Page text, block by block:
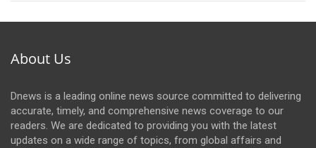
About Us
Dnews is a leading online news source committed to delivering
accurate, timely, and comprehensive news coverage to our
readers. We are dedicated to providing you with the latest
updates on a wide range of topics, from global affairs and